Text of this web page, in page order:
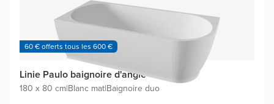
60 € offerts tous les 600 €
Linie Paulo baignoire d'angle
180 x 80 cm|Blanc mat|Baignoire duo